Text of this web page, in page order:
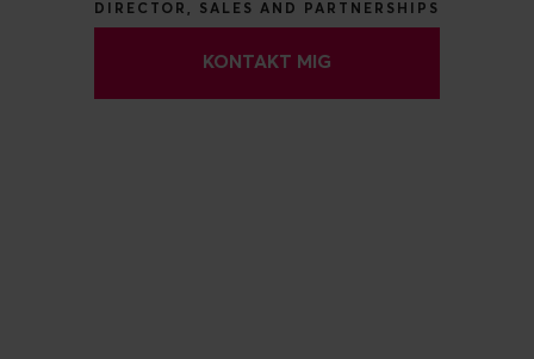
DIRECTOR, SALES AND PARTNERSHIPS
KONTAKT MIG